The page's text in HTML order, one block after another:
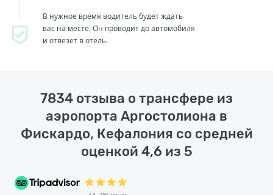
В нужное время водитель будет ждать
вас на месте. Он проводит до автомобиля
и отвезет в отель.
7834 отзыва о трансфере из
аэропорта Аргостолиона в
Фискардо, Кефалония со средней
оценкой 4,6 из 5